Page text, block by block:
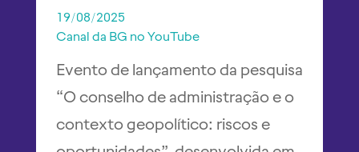
19/08/2025
Canal da BG no YouTube
Evento de lançamento da pesquisa
“O conselho de administração e o
contexto geopolítico: riscos e